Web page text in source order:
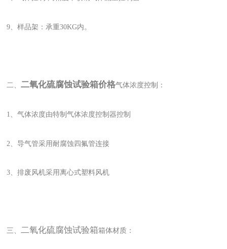
9、样品架：承重30KG内。
二、二氧化硫腐蚀试验箱价格气体浓度控制：
1、气体浓度由特制气体浓度控制器控制
2、导气管采用耐腐蚀四氟管连接
3、排废风机采用离心式塑料风机
三、 二氧化硫腐蚀试验箱箱体材质：